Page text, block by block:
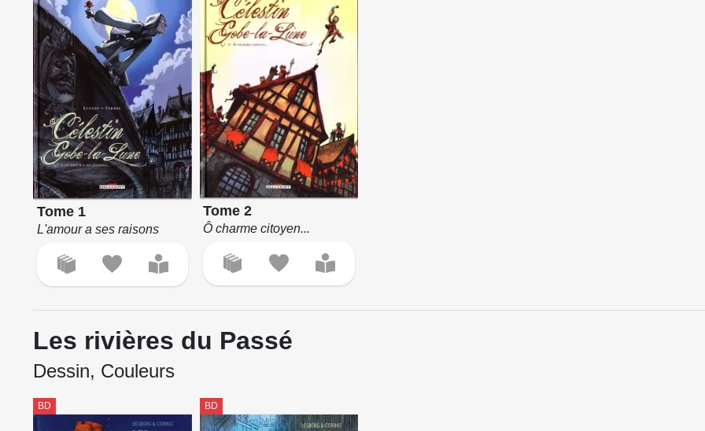
Tome 1
L'amour a ses raisons
Tome 2
Ô charme citoyen...
Les rivières du Passé
Dessin, Couleurs
BD BD